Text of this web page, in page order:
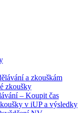
a zkouškám
zkoušky
– Koupit čas
v iUP a výsledky